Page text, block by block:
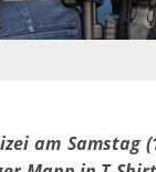
am Samstag